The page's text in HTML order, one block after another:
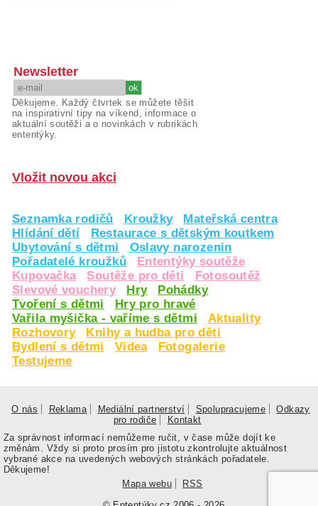
Newsletter
Děkujeme. Každý čtvrtek se můžete těšit
na inspirativní tipy na víkend, informace o
aktuální soutěži a o novinkách v rubrikách
ententýky.
Vložit novou akci
Seznamka rodičů Kroužky
Mateřská centra
Hlídání dětí
Restaurace s dětským koutkem
Ubytování s dětmi
Oslavy narozenin
Pořadatelé kroužků
Ententýky soutěže
Kupovačka
Soutěže pro děti
Fotosoutěž
Slevové vouchery
Hry
Pohádky
Tvoření s dětmi
Hry pro hravé
Vařila myšička - vaříme s dětmi
Aktuality
Rozhovory
Knihy a hudba pro děti
Bydlení s dětmi
Videa
Fotogalerie
Testujeme
O nás Reklama Mediální partnerství Spolupracujeme
Odkazy
pro rodiče
Kontakt
Za správnost informací nemůžeme ručit, v čase může dojít ke
změnám. Vždy si proto prosím pro jistotu zkontrolujte aktuálnost
vybrané akce na uvedených webových stránkách pořadatele.
Děkujeme!
Mapa webu
RSS